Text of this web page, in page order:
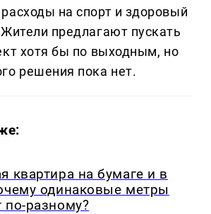
на спорт и здоровый
предлагают пускать
хотя бы по выходным, но
решения пока нет.
квартира на бумаге и в
одинаковые метры
по-разному?